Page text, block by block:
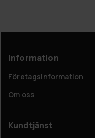
Information
Företagsinformation
Om oss
Kundtjänst